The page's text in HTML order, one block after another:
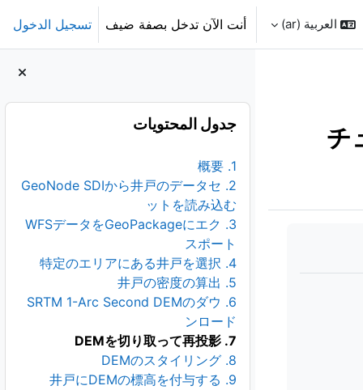
العربية ‎(ar)‎ أنت الآن تدخل بصفة ضيف تسجيل الدخول
الكتل
تجاوز جدول المحتويات
جدول المحتويات
1. 概要
2. GeoNode SDIから井戸のデータセ
ットを読み込む
3. WFSデータをGeoPackageにエク
スポート
4. 特定のエリアにある井戸を選択
5. 井戸の密度の算出
6. SRTM 1-Arc Second DEMのダウ
ンロード
7. DEMを切り取って再投影
8. DEMのスタイリング
9. 井戸にDEMの標高を付与する
チ